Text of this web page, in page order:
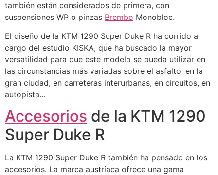
también están considerados de primera, con
suspensiones WP o pinzas Brembo Monobloc.
El diseño de la KTM 1290 Super Duke R ha corrido a
cargo del estudio KISKA, que ha buscado la mayor
versatilidad para que este modelo se pueda utilizar en
las circunstancias más variadas sobre el asfalto: en la
gran ciudad, en carreteras interurbanas, en circuitos, en
autopista…
Accesorios de la KTM 1290
Super Duke R
La KTM 1290 Super Duke R también ha pensado en los
accesorios. La marca austríaca ofrece una gama